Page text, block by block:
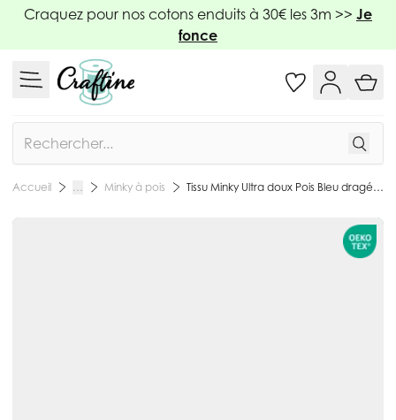
Allez au contenu
Craquez pour nos cotons enduits à 30€ les 3m >> Je
fonce
Accueil … Minky à pois Tissu Minky Ultra doux Pois Bleu dragée - Par 10 cm